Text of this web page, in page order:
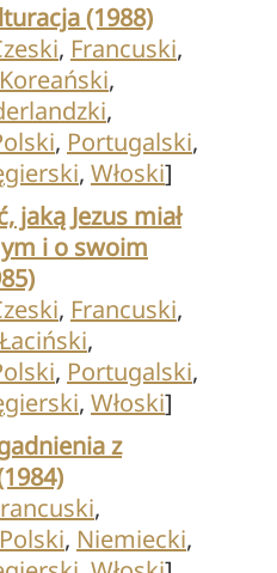
(1988)
, Francuski,
Koreański,
,
, Portugalski,
, Włoski]
jaką Jezus miał
i o swoim
, Francuski,
Łaciński,
, Portugalski,
, Włoski]
z
,
Polski, Niemiecki,